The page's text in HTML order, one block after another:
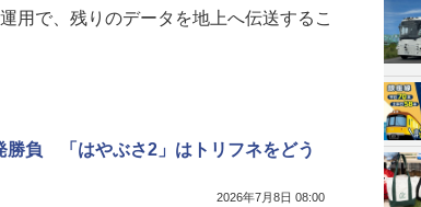
用で、残りのデータを地上へ伝送するこ
勝負 「はやぶさ2」はトリフネをどう
2026年7月8日 08:00